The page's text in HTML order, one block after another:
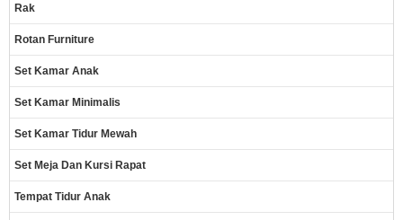
Rak
Rotan Furniture
Set Kamar Anak
Set Kamar Minimalis
Set Kamar Tidur Mewah
Set Meja Dan Kursi Rapat
Tempat Tidur Anak